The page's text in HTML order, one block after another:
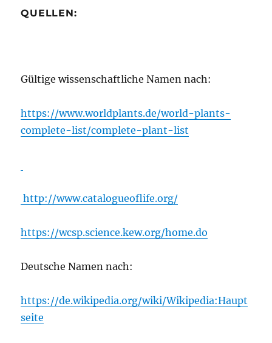
QUELLEN:
Gültige wissenschaftliche Namen nach:
https://www.worldplants.de/world-plants-
complete-list/complete-plant-list
http://www.catalogueoflife.org/
https://wcsp.science.kew.org/home.do
Deutsche Namen nach:
https://de.wikipedia.org/wiki/Wikipedia:Haupt
seite